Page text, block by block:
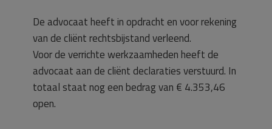
De advocaat heeft in opdracht en voor rekening
van de cliënt rechtsbijstand verleend.
Voor de verrichte werkzaamheden heeft de
advocaat aan de cliënt declaraties verstuurd. In
totaal staat nog een bedrag van € 4.353,46
open.